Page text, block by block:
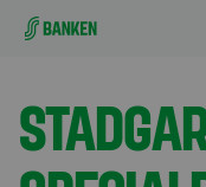
Gå direkt till innehållet
Aktuellt